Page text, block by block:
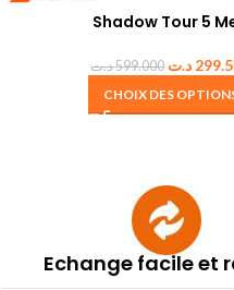
Shadow Tour 5
599.000د.ت د.ت
CHOIX DES
Echange facile et